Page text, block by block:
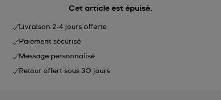
Cet article est épuisé.
Livraison 2-4 jours offerte
Paiement sécurisé
Message personnalisé
Retour offert sous 30 jours